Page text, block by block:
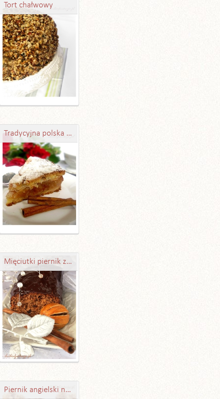
Tort chałwowy
Tradycyjna polska szarlotka
Mięciutki piernik z bakaliami
Piernik angielski najeżony bakaliami